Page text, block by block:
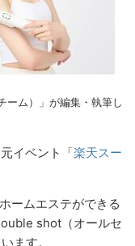
ーム）」が編集・執筆し
イベント「楽天スー
ームエステができる
shot（オールセ
ます。